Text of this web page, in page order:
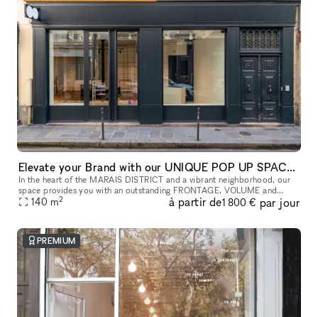
Elevate your Brand with our UNIQUE POP UP SPACE in PARIS Marais
In the heart of the MARAIS DISTRICT and a vibrant neighborhood, our
space provides you with an outstanding FRONTAGE, VOLUME and
ARCHITECTURE. The location is very interesting as it is on a real sho
140 m2 à partir de1 800 € par jour
PREMIUM